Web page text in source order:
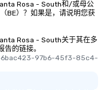
Rosa - South和/或母公
BE）？如果是，请说明您获
Rosa - South关于其在多
的链接。
97b6-45f3-85c4-